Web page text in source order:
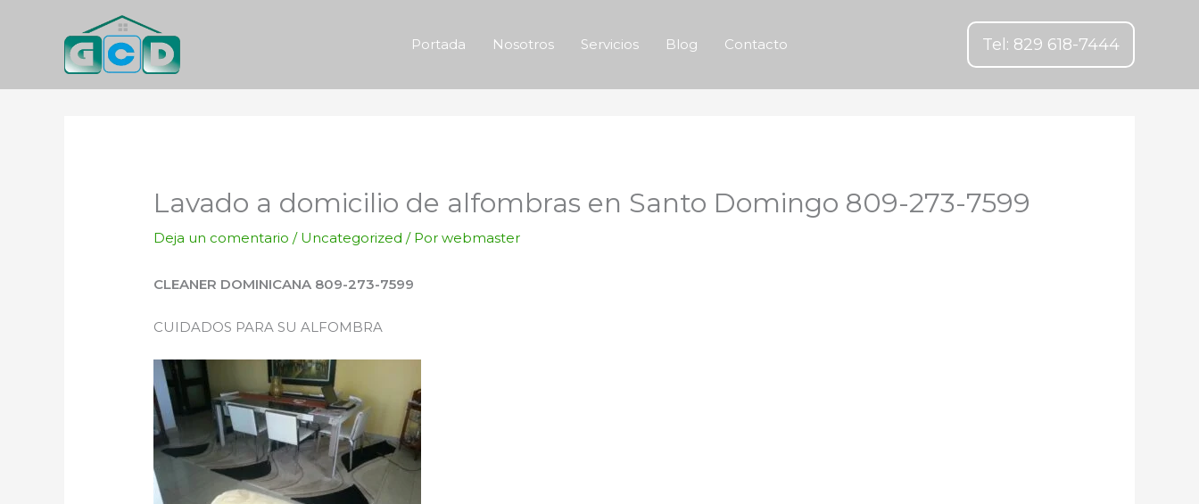
contenido
Portada Nosotros Servicios Blog Contacto Tel: 829 618-7444
Lavado a domicilio de alfombras en Santo Domingo 809-273-7599
Deja un comentario / Uncategorized / Porwebmaster
CLEANER DOMINICANA 809-273-7599
CUIDADOS PARA SU ALFOMBRA